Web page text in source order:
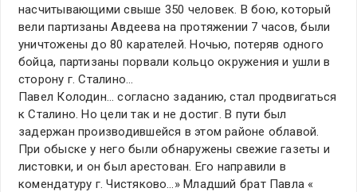
насчитывающими свыше 350 человек. В бою, который
вели партизаны Авдеева на протяжении 7 часов, были
уничтожены до 80 карателей. Ночью, потеряв одного
бойца, партизаны порвали кольцо окружения и ушли в
сторону г. Сталино…
Павел Колодин… согласно заданию, стал продвигаться
к Сталино. Но цели так и не достиг. В пути был
задержан производившейся в этом районе облавой.
При обыске у него были обнаружены свежие газеты и
листовки, и он был арестован. Его направили в
комендатуру г. Чистяково…» Младший брат Павла «